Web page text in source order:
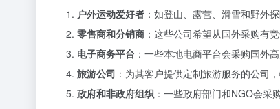
户外运动爱好者 ：如登山、露营、滑雪和野外
零售商和分销商 ：这些公司希望从国外采购有
电子商务平台 ：一些本地电商平台会采购国外
旅游公司 ：为其客户提供定制旅游服务的公司
政府和非政府组织 ：一些政府部门和NGO会采